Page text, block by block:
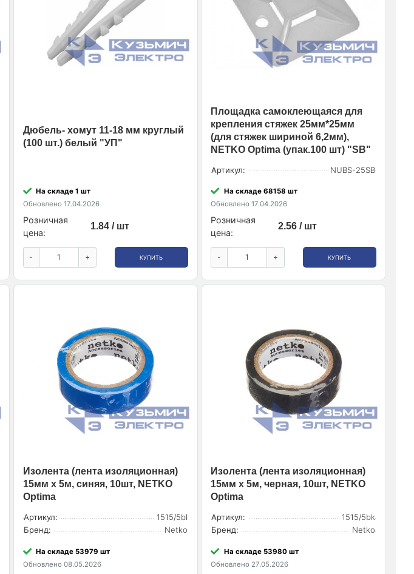
Дюбель- хомут 11-18 мм круглый
(100 шт.) белый "УП"
На складе 1 шт
Обновлено 17.04.2026
Розничная
цена:
1.84 / шт
- + КУПИТЬ
Площадка самоклеющаяся для
крепления стяжек 25мм*25мм
(для стяжек шириной 6,2мм),
NETKO Optima (упак.100 шт) "SB"
Артикул: NUBS-25SB
На складе 68158 шт
Обновлено 17.04.2026
Розничная
цена:
2.56 / шт
- + КУПИТЬ
Изолента (лента изоляционная)
15мм х 5м, синяя, 10шт, NETKO
Optima
Артикул:
1515/5bl
Бренд:
Netko
На складе 53979 шт
Обновлено 08.05.2026
Изолента (лента изоляционная)
15мм х 5м, черная, 10шт, NETKO
Optima
Артикул:
1515/5bk
Бренд:
Netko
На складе 53980 шт
Обновлено 27.05.2026